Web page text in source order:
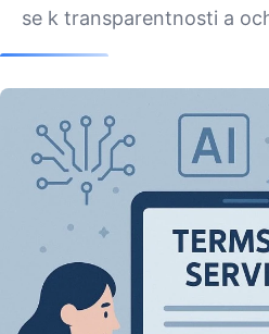
se k transparentnosti a